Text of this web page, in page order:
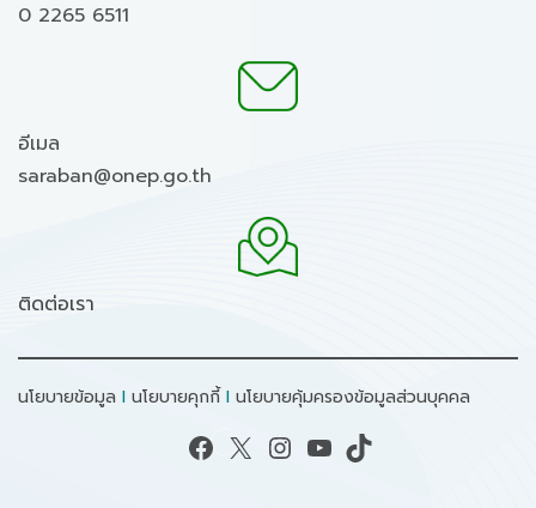
0 2265 6511
อีเมล
saraban@onep.go.th
ติดต่อเรา
นโยบายข้อมูล I นโยบายคุกกี้ I นโยบายคุ้มครองข้อมูลส่วนบุคคล
Facebook X Instagram YouTube TikTok